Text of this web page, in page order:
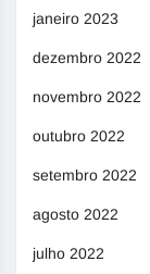
janeiro 2023
dezembro 2022
novembro 2022
outubro 2022
setembro 2022
agosto 2022
julho 2022